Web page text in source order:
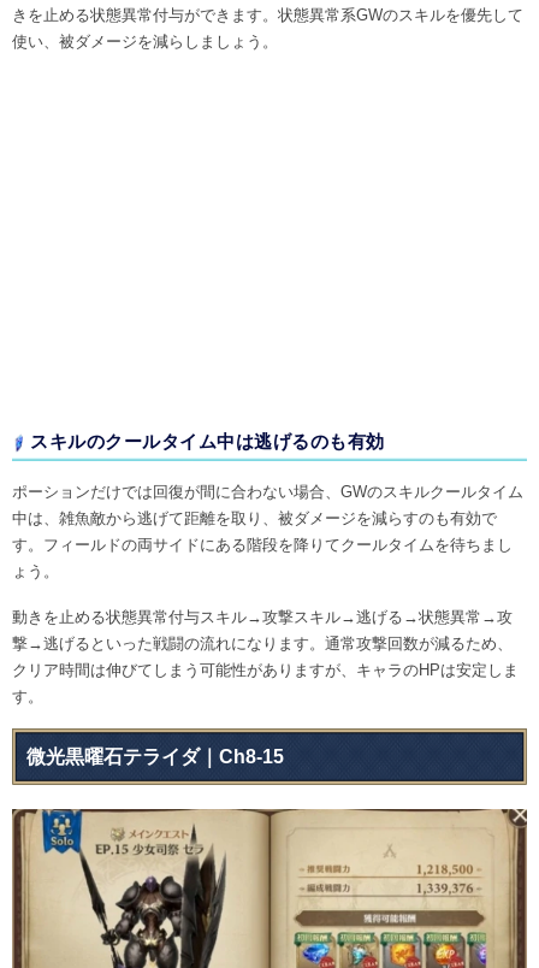
きを止める状態異常付与ができます。状態異常系GWのスキルを優先して
使い、被ダメージを減らしましょう。
スキルのクールタイム中は逃げるのも有効
ポーションだけでは回復が間に合わない場合、GWのスキルクールタイム
中は、雑魚敵から逃げて距離を取り、被ダメージを減らすのも有効で
す。フィールドの両サイドにある階段を降りてクールタイムを待ちまし
ょう。
動きを止める状態異常付与スキル→攻撃スキル→逃げる→状態異常→攻
撃→逃げるといった戦闘の流れになります。通常攻撃回数が減るため、
クリア時間は伸びてしまう可能性がありますが、キャラのHPは安定しま
す。
微光黒曜石テライダ｜Ch8-15